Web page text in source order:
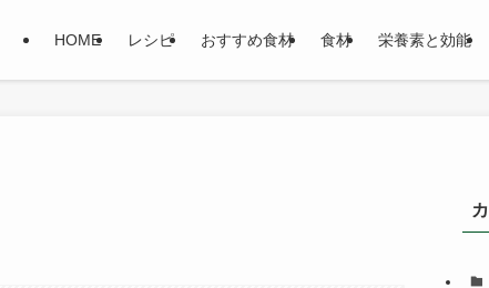
HOME レシピ おすすめ食材 食材 栄養素と効能